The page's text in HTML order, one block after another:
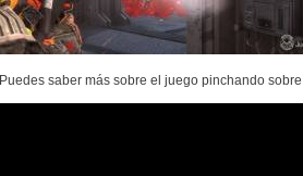
Puedes saber más sobre el juego pinchando